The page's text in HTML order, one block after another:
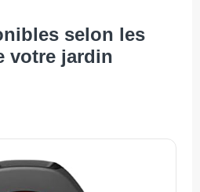
selon les
votre jardin